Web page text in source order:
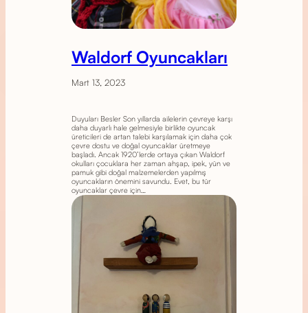
Waldorf Oyuncakları
Mart 13, 2023
Duyuları Besler Son yıllarda ailelerin çevreye karşı
daha duyarlı hale gelmesiyle birlikte oyuncak
üreticileri de artan talebi karşılamak için daha çok
çevre dostu ve doğal oyuncaklar üretmeye
başladı. Ancak 1920’lerde ortaya çıkan Waldorf
okulları çocuklara her zaman ahşap, ipek, yün ve
pamuk gibi doğal malzemelerden yapılmış
oyuncakların önemini savundu. Evet, bu tür
oyuncaklar çevre için…